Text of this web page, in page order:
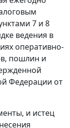
7 и 8
ведения в
оперативно-
пошлин и
Федерации от
и истец